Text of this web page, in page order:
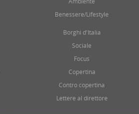
Benessere/Lifestyle
Borghi d'Italia
Sociale
Focus
Copertina
Contro copertina
Lettere al direttore